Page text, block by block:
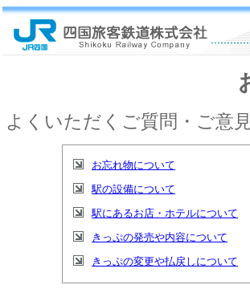
よくいただくご質問・ご意
お忘れ物について
駅の設備について
駅にあるお店・ホテルについて
きっぷの発売や内容について
きっぷの変更や払戻しについて